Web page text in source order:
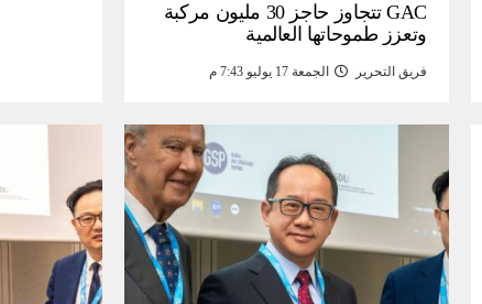
GAC تتجاوز حاجز 30 مليون مركبة
وتعزز طموحاتها العالمية
فريق التحرير الجمعة 17 يوليو 7:43 م